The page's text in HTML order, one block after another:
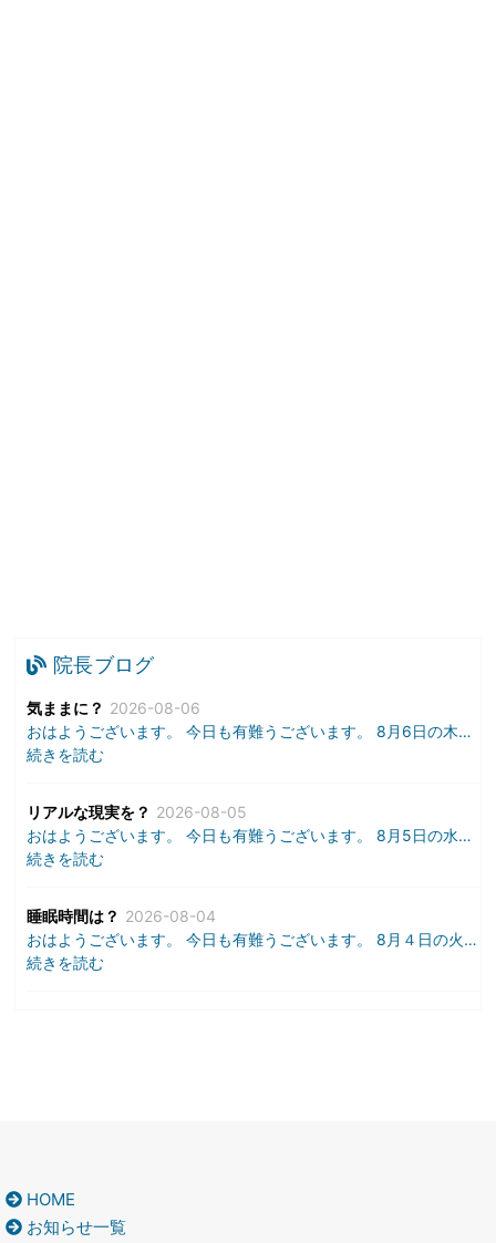
院長ブログ
気ままに？ 2026-08-06
おはようございます。 今日も有難うございます。 8月6日の木…
続きを読む
リアルな現実を？ 2026-08-05
おはようございます。 今日も有難うございます。 8月5日の水…
続きを読む
睡眠時間は？ 2026-08-04
おはようございます。 今日も有難うございます。 8月４日の火…
続きを読む
HOME
お知らせ一覧